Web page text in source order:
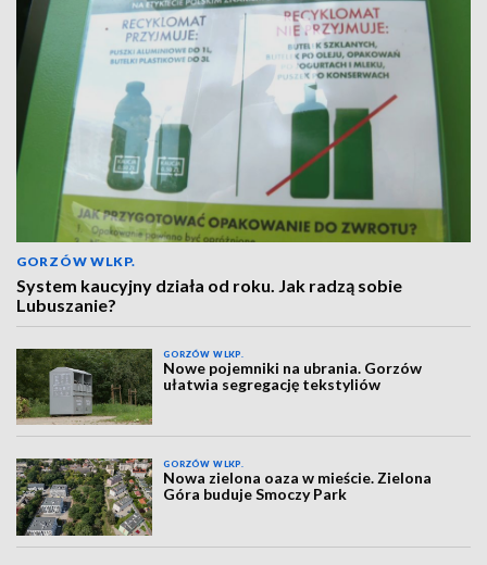
GORZÓW WLKP.
System kaucyjny działa od roku. Jak radzą sobie
Lubuszanie?
GORZÓW WLKP.
Nowe pojemniki na ubrania. Gorzów
ułatwia segregację tekstyliów
GORZÓW WLKP.
Nowa zielona oaza w mieście. Zielona
Góra buduje Smoczy Park